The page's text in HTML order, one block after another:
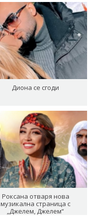
Диона се сгоди
Роксана отваря нова
музикална страница с
„Джелем, Джелем“